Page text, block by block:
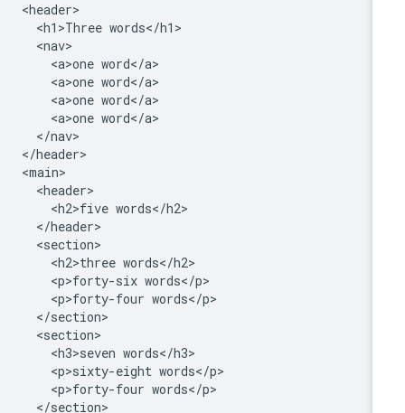
<header>
  <h1>Three words</h1>
  <nav>
    <a>one word</a>
    <a>one word</a>
    <a>one word</a>
    <a>one word</a>
  </nav>
</header>
<main>
  <header>
    <h2>five words</h2>
  </header>
  <section>
    <h2>three words</h2>
    <p>forty-six words</p>
    <p>forty-four words</p>
  </section>
  <section>
    <h3>seven words</h3>
    <p>sixty-eight words</p>
    <p>forty-four words</p>
  </section>